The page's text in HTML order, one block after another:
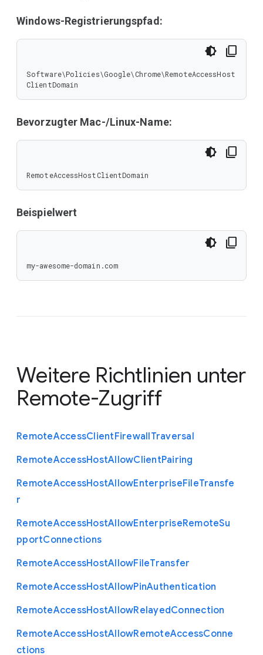
Windows-Registrierungspfad:
Software\Policies\Google\Chrome\RemoteAccessHost
ClientDomain
Bevorzugter Mac-/Linux-Name:
RemoteAccessHostClientDomain
Beispielwert
my-awesome-domain.com
Weitere Richtlinien unter
Remote-Zugriff
RemoteAccessClientFirewallTraversal
RemoteAccessHostAllowClientPairing
RemoteAccessHostAllowEnterpriseFileTransfe
r
RemoteAccessHostAllowEnterpriseRemoteSu
pportConnections
RemoteAccessHostAllowFileTransfer
RemoteAccessHostAllowPinAuthentication
RemoteAccessHostAllowRelayedConnection
RemoteAccessHostAllowRemoteAccessConne
ctions